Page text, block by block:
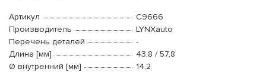
Артикул
C9666
Производитель
LYNXauto
Перечень деталей
-
Длина [мм]
43,8 / 57,8
Ø внутренний [мм]
14,2